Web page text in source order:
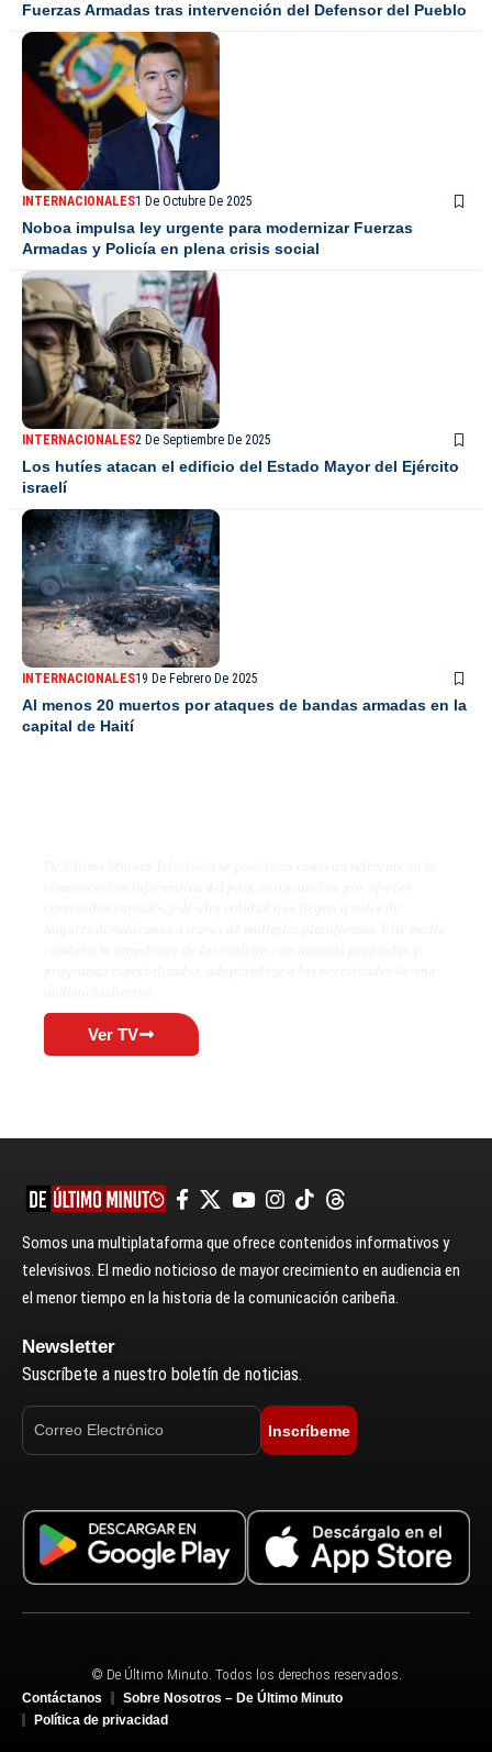
Fuerzas Armadas tras intervención del Defensor del Pueblo
INTERNACIONALES1 De Octubre De 2025
Noboa impulsa ley urgente para modernizar Fuerzas
Armadas y Policía en plena crisis social
INTERNACIONALES2 De Septiembre De 2025
Los hutíes atacan el edificio del Estado Mayor del Ejército
israelí
INTERNACIONALES19 De Febrero De 2025
Al menos 20 muertos por ataques de bandas armadas en la
capital de Haití
Ver TV
Somos una multiplataforma que ofrece contenidos informativos y
televisivos. El medio noticioso de mayor crecimiento en audiencia en
el menor tiempo en la historia de la comunicación caribeña.
Newsletter
Suscríbete a nuestro boletín de noticias.
Inscríbeme
© De Último Minuto. Todos los derechos reservados.
Contáctanos
Sobre Nosotros – De Último Minuto
Política de privacidad